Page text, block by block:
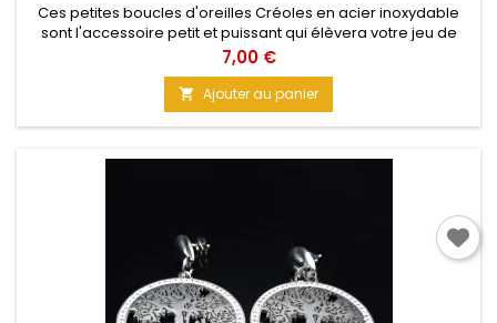
Ces petites boucles d'oreilles Créoles en acier inoxydable
sont l'accessoire petit et puissant qui élèvera votre jeu de
style vers les hauts sommets. 2 cercles entrelacés qui créent
un effet visuel époustouflant ! une danse nuptiale. Taille : 3 cm
Prix
7,00 €
 Ajouter au panier